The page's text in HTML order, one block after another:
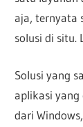
aja, ternyata
solusi di situ.
Solusi yang
aplikasi yang
dari